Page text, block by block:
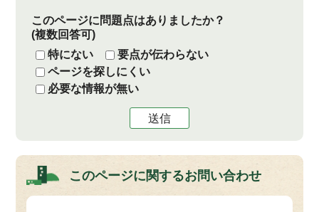
このページに問題点はありましたか？
(複数回答可)
特にない
要点が伝わらない
ページを探しにくい
必要な情報が無い
送信
このページに関するお問い合わせ